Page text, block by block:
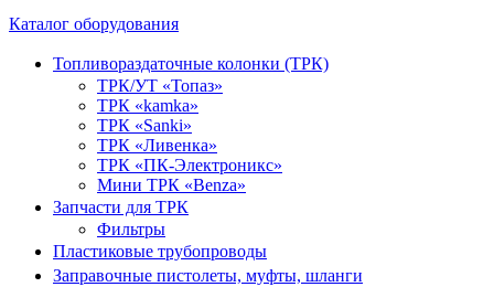
Каталог оборудования
Топливораздаточные колонки (ТРК)
ТРК/УТ «Топаз»
ТРК «kamka»
ТРК «Sanki»
ТРК «Ливенка»
ТРК «ПК-Электроникс»
Мини ТРК «Benza»
Запчасти для ТРК
Фильтры
Пластиковые трубопроводы
Заправочные пистолеты, муфты, шланги